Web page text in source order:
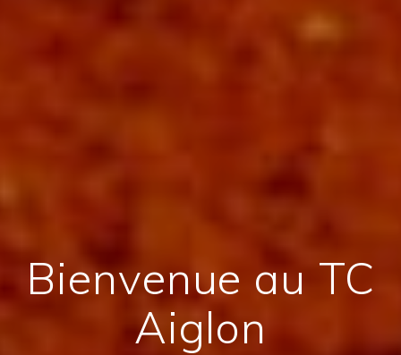
Bienvenue au TC
Aiglon